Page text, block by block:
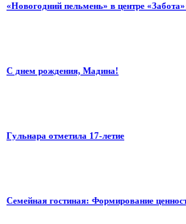
«Новогодний пельмень» в центре
С днем рождения, Мадина!
Гульнара отметила 17‑летие
Семейная гостиная: Формирование